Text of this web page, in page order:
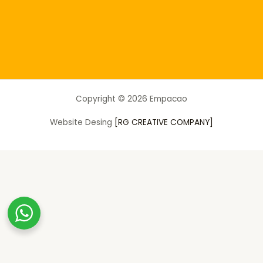
Copyright © 2026 Empacao
Website Desing [RG CREATIVE COMPANY]